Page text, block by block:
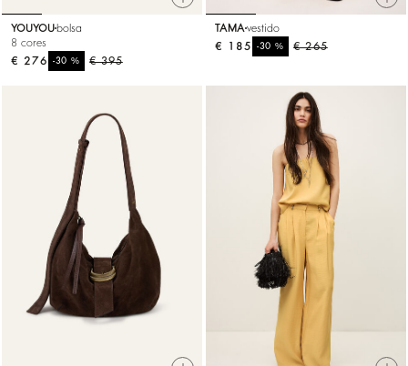
YOUYOU bolsa
8 cores
€ 395
-30%
€ 276
TAMA vestido
€ 265
-30%
€ 185